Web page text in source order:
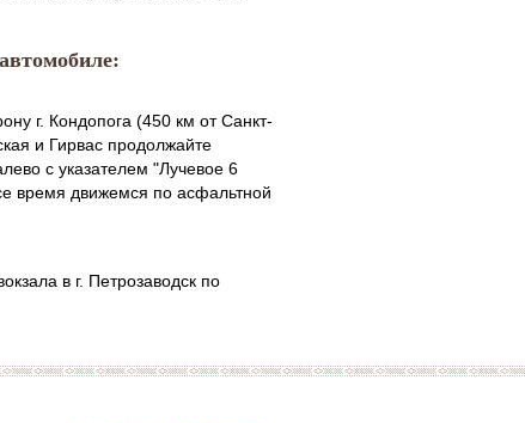
г. Кондопога (450 км от Санкт-
и Гирвас продолжайте
с указателем "Лучевое 6
время движемся по асфальтной
в г. Петрозаводск по